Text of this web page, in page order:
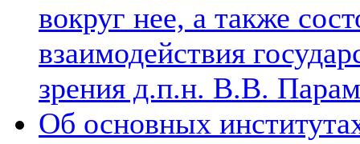
вокруг нее, а также
взаимодействия
зрения д.п.н. В.В.
Об основных